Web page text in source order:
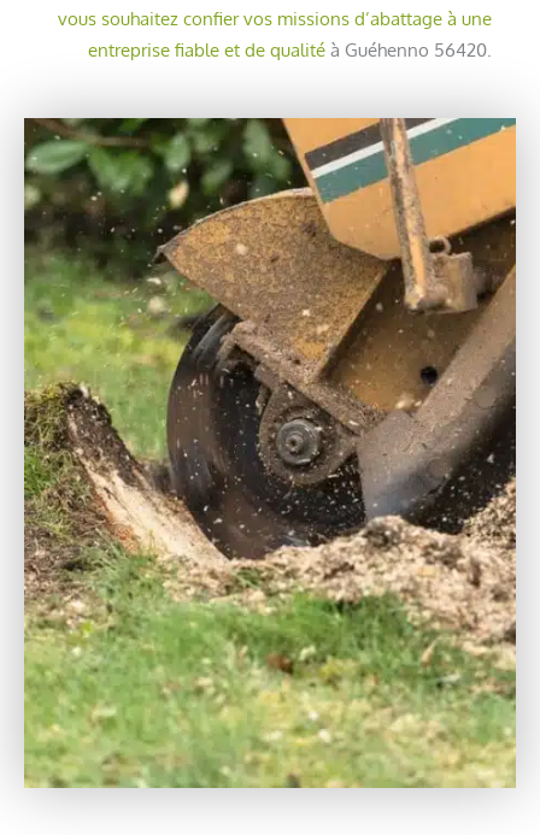
vous souhaitez confier vos missions d’abattage à une
entreprise fiable et de qualité à Guéhenno 56420.